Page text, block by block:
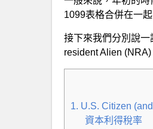
1099表格合併在一
接下來我們分別說
resident Alien
1. U.S. Citizen
資本利得稅率